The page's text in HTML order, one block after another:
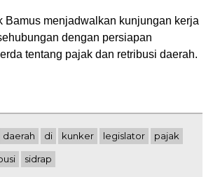
Bamus menjadwalkan kunjungan kerja
dengan persiapan
tentang pajak dan retribusi daerah.
daerah di kunker legislator pajak
sidrap